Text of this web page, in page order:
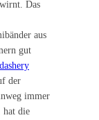
Das
aus
gut
der
immer
hat die